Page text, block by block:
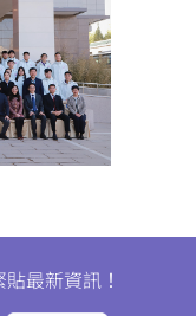
最新資訊！